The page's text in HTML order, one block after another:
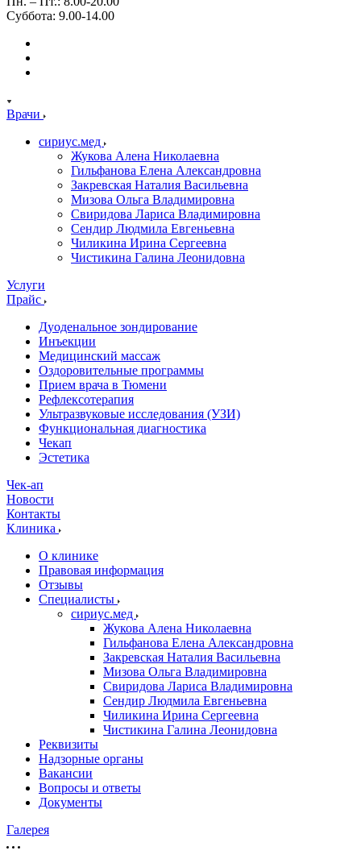
Суббота: 9.00-14.00
Врачи
сириус.мед
Жукова Алена Николаевна
Гильфанова Елена Александровна
Закревская Наталия Васильевна
Мизова Ольга Владимировна
Свиридова Лариса Владимировна
Сендир Людмила Евгеньевна
Чиликина Ирина Сергеевна
Чистикина Галина Леонидовна
Услуги
Прайс
Дуоденальное зондирование
Инъекции
Медицинский массаж
Оздоровительные программы
Прием врача в Тюмени
Рефлексотерапия
Ультразвуковые исследования (УЗИ)
Функциональная диагностика
Чекап
Эстетика
Чек-ап
Новости
Контакты
Клиника
О клинике
Правовая информация
Отзывы
Специалисты
сириус.мед
Жукова Алена Николаевна
Гильфанова Елена Александровна
Закревская Наталия Васильевна
Мизова Ольга Владимировна
Свиридова Лариса Владимировна
Сендир Людмила Евгеньевна
Чиликина Ирина Сергеевна
Чистикина Галина Леонидовна
Реквизиты
Надзорные органы
Вакансии
Вопросы и ответы
Документы
Галерея